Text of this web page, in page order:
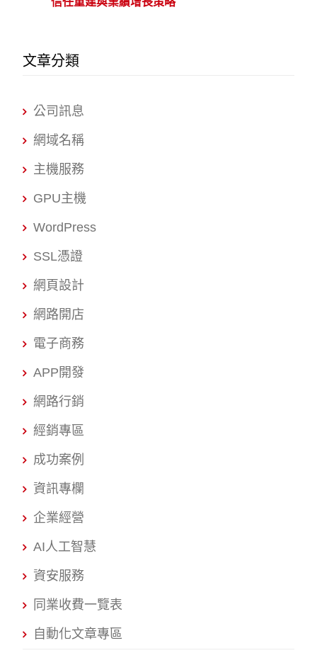
文章分類
公司訊息
網域名稱
主機服務
GPU主機
WordPress
SSL憑證
網頁設計
網路開店
電子商務
APP開發
網路行銷
經銷專區
成功案例
資訊專欄
企業經營
AI人工智慧
資安服務
同業收費一覽表
自動化文章專區